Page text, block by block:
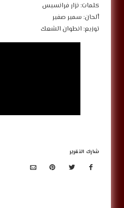
كلمات: نزار فرانسيس
ألحان: سمير صفير
توزيع: انطوان الشعك
شارك التقرير